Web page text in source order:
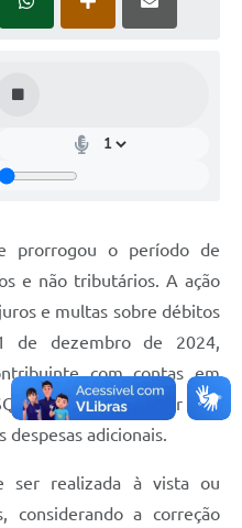
prorrogou o período de
e não tributários. A ação
e multas sobre débitos
de dezembro de 2024,
com contas em
possa regularizar sua
despesas adicionais.
ser realizada à vista ou
considerando a correção